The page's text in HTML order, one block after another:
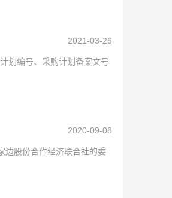
2021-03-26
划编号、采购计划备案文号
2020-09-08
边股份合作经济联合社的委